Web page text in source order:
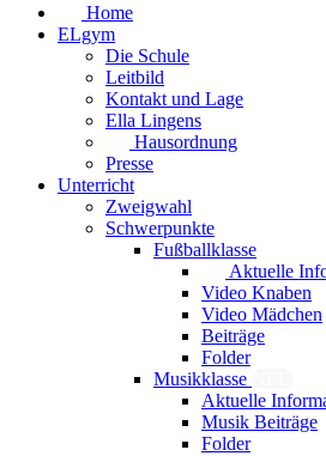
Home
ELgym
Die Schule
Leitbild
Kontakt und Lage
Ella Lingens
Hausordnung
Presse
Unterricht
Zweigwahl
Schwerpunkte
Fußballklasse
Aktuelle
Video Knaben
Video Mädchen
Beiträge
Folder
Musikklasse
Aktuelle
Musik Beiträge
Folder